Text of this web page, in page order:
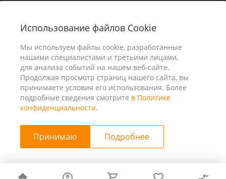
Использование файлов Cookie
Мы используем файлы cookie, разработанные
нашими специалистами и третьими лицами,
для анализа событий на нашем веб-сайте.
Продолжая просмотр страниц нашего сайта, вы
принимаете условия его использования. Более
подробные сведения смотрите в Политике
конфиденциальности.
Принимаю Подробнее
© 2026 ООО «25 Киловатт» ИНН 4401188290, Все права